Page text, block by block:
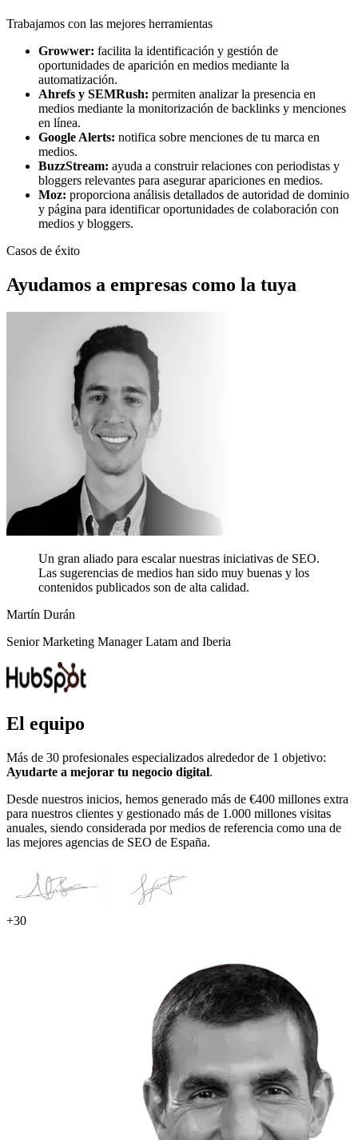
Trabajamos con las mejores herramientas
Growwer: facilita la identificación y gestión de
oportunidades de aparición en medios mediante la
automatización.
Ahrefs y SEMRush: permiten analizar la presencia en
medios mediante la monitorización de backlinks y menciones
en línea.
Google Alerts: notifica sobre menciones de tu marca en
medios.
BuzzStream: ayuda a construir relaciones con periodistas y
bloggers relevantes para asegurar apariciones en medios.
Moz: proporciona análisis detallados de autoridad de dominio
y página para identificar oportunidades de colaboración con
medios y bloggers.
Casos de éxito
Ayudamos a empresas como la tuya
Un gran aliado para escalar nuestras iniciativas de SEO.
Las sugerencias de medios han sido muy buenas y los
contenidos publicados son de alta calidad.
Martín Durán
Senior Marketing Manager Latam and Iberia
El equipo
Más de 30 profesionales especializados alrededor de 1 objetivo:
Ayudarte a mejorar tu negocio digital.
Desde nuestros inicios, hemos generado más de €400 millones extra
para nuestros clientes y gestionado más de 1.000 millones visitas
anuales, siendo considerada por medios de referencia como una de
las mejores agencias de SEO de España.
+30